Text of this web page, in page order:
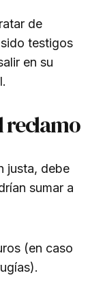
de
testigos
en su
reclamo
justa, debe
sumar a
(en caso